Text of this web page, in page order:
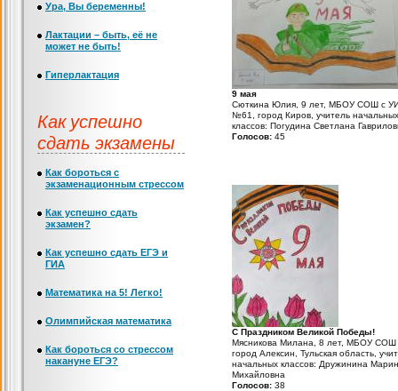
9 мая
Сюткина Юлия, 9 лет, МБОУ СОШ с
№61, город Киров, учитель начальных
классов: Погудина Светлана
Голосов: 45
С Праздником Великой Победы!
Мясникова Милана, 8 лет, МБОУ
город Алексин, Тульская область,
начальных классов: Дружинина
Михайловна
Голосов: 38
Ура, Вы беременны!
Лактации – быть, её не
может не быть!
Гиперлактация
Как успешно
сдать экзамены
Как бороться с
экзаменационным стрессом
Как успешно сдать
экзамен?
Как успешно сдать ЕГЭ и
ГИА
Математика на 5! Легко!
Олимпийская математика
Как бороться со стрессом
накануне ЕГЭ?